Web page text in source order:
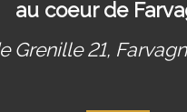
au coeur de
Grenille 21,